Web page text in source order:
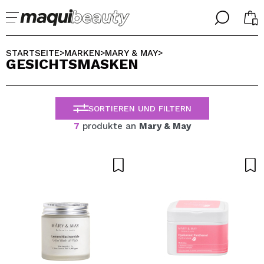
╳
Ich bin bereits #maquilover, ich habe ein Konto
Ich habe hier kein Konto
╳
WÄHLE DEINE SPRACHE
ALEMAN
ESPAÑOL
ENGLISH
FRANCES
STARTSEITE>MARKEN>MARY & MAY>
GESICHTSMASKEN
SORTIEREN UND FILTERN
7 produkte an Mary & May